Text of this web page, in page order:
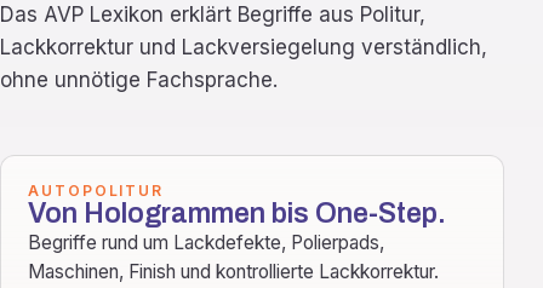
Das AVP Lexikon erklärt Begriffe aus Politur,
Lackkorrektur und Lackversiegelung verständlich,
ohne unnötige Fachsprache.
AUTOPOLITUR
Von Hologrammen bis One-Step.
Begriffe rund um Lackdefekte, Polierpads,
Maschinen, Finish und kontrollierte Lackkorrektur.